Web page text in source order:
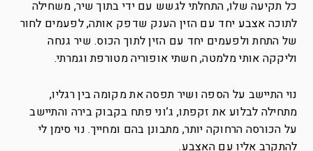
כל תקיעה שלו, התחלתי לגשש עם ידי בתוך שיר, משחילה
לתוכה אצבע יחד עם הזין הענק שדפק אותה, לפעמים לחור
של התחת ולפעמים יחד עם הזין לתוך הכוס. שיר גנחה
וליקקה אותי מלמטה, חשתי אופוריה מטורפת וגמרתי.
נוי התיישב על הספה ושיר תפסה את מקומה בין רגליו,
מתחילה לבלוע את זקפתו, ג’וני פתח בקבוק בירה והתיישב
על הכורסה הרחוקה יותר, מתבונן בהם ומחייך. נוי סימן לי
להתקרב אליו עם האצבע.